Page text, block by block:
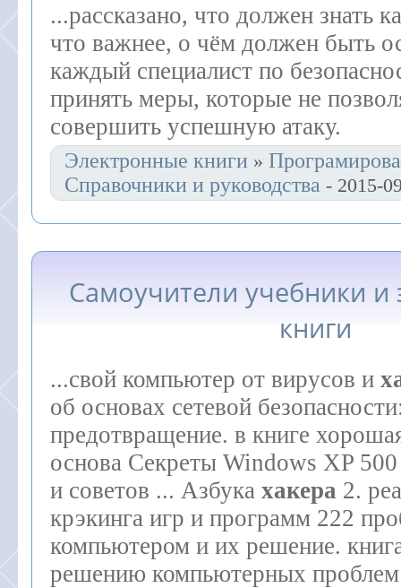
...рассказано, что должен знать
что важнее, о чём должен быть
каждый специалист по
принять меры, которые не
совершить успешную атаку.
Электронные книги »
Справочники и руководства - 2015-
Самоучители учебники и
книги
...свой компьютер от вирусов и
об основах сетевой
предотвращение. в книге
основа Секреты Windows XP
и советов ... Азбука хакера 2.
крэкинга игр и программ 222
компьютером и их решение.
решению компьютерных